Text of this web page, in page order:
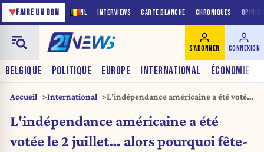
NL INTERVIEWS CARTE BLANCHE CHRONIQUES
♥FAIRE UN DON
BELGIQUE POLITIQUE EUROPE INTERNATIONAL ÉCONOMIE
S'ABONNER CONNEXION
Accueil International
L'indépendance américaine a été votée
4 ?
L'indépendance américaine a été
votée le 2 juillet… alors pourquoi fête-